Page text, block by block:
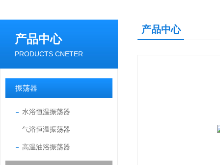
产品中心
PRODUCTS CNETER
振荡器
水浴恒温振荡器
气浴恒温振荡器
高温油浴振荡器
产品中心